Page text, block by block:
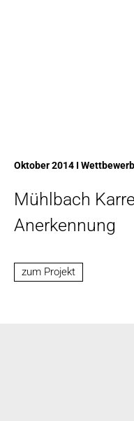
Oktober 2014 I Wettbewerb
Mühlbach
Anerkennung
zum Projekt